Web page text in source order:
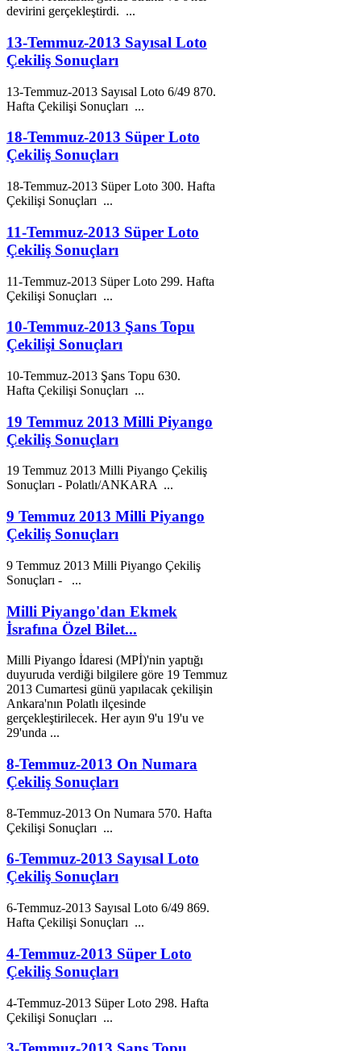
devirini gerçekleştirdi. ...
13-Temmuz-2013 Sayısal Loto
Çekiliş Sonuçları
13-Temmuz-2013 Sayısal Loto 6/49 870.
Hafta Çekilişi Sonuçları ...
18-Temmuz-2013 Süper Loto
Çekiliş Sonuçları
18-Temmuz-2013 Süper Loto 300. Hafta
Çekilişi Sonuçları ...
11-Temmuz-2013 Süper Loto
Çekiliş Sonuçları
11-Temmuz-2013 Süper Loto 299. Hafta
Çekilişi Sonuçları ...
10-Temmuz-2013 Şans Topu
Çekilişi Sonuçları
10-Temmuz-2013 Şans Topu 630.
Hafta Çekilişi Sonuçları ...
19 Temmuz 2013 Milli Piyango
Çekiliş Sonuçları
19 Temmuz 2013 Milli Piyango Çekiliş
Sonuçları - Polatlı/ANKARA ...
9 Temmuz 2013 Milli Piyango
Çekiliş Sonuçları
9 Temmuz 2013 Milli Piyango Çekiliş
Sonuçları - ...
Milli Piyango'dan Ekmek
İsrafına Özel Bilet...
Milli Piyango İdaresi (MPİ)'nin yaptığı
duyuruda verdiği bilgilere göre 19 Temmuz
2013 Cumartesi günü yapılacak çekilişin
Ankara'nın Polatlı ilçesinde
gerçekleştirilecek. Her ayın 9'u 19'u ve
29'unda ...
8-Temmuz-2013 On Numara
Çekiliş Sonuçları
8-Temmuz-2013 On Numara 570. Hafta
Çekilişi Sonuçları ...
6-Temmuz-2013 Sayısal Loto
Çekiliş Sonuçları
6-Temmuz-2013 Sayısal Loto 6/49 869.
Hafta Çekilişi Sonuçları ...
4-Temmuz-2013 Süper Loto
Çekiliş Sonuçları
4-Temmuz-2013 Süper Loto 298. Hafta
Çekilişi Sonuçları ...